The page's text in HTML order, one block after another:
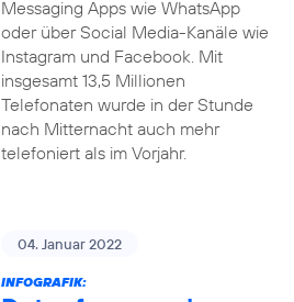
Messaging Apps wie WhatsApp
oder über Social Media-Kanäle wie
Instagram und Facebook. Mit
insgesamt 13,5 Millionen
Telefonaten wurde in der Stunde
nach Mitternacht auch mehr
telefoniert als im Vorjahr.
04. Januar 2022
INFOGRAFIK: